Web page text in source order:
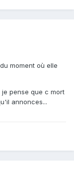
moment où elle
je pense que c mort
annonces...